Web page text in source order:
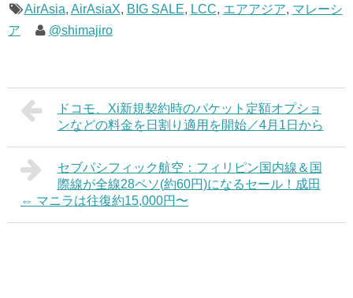
AirAsia, AirAsiaX, BIG SALE, LCC, エアアジア, マレーシ
ア
@shimajiro
ドコモ、Xi新規契約時のパケット定額オプショ
ンなどの料金を日割り適用を開始／4月1日から
セブパシフィック航空：フィリピン国内線＆国
際線が全線28ペソ(約60円)になるセール！成田
⇔ マニラは往復約15,000円〜